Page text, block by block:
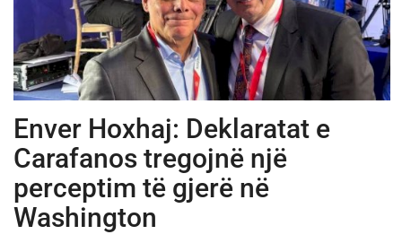
JETA
SPORTI
SHENDETI
Enver Hoxhaj: Deklaratat e
Carafanos tregojnë një
perceptim të gjerë në
Washington